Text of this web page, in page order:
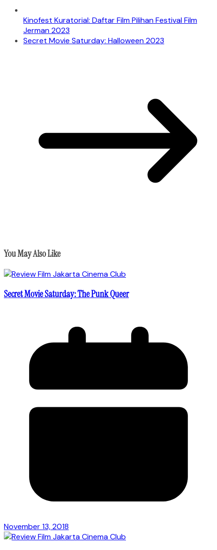
Kinofest Kuratorial: Daftar Film Pilihan Festival Film
Jerman 2023
Secret Movie Saturday: Halloween 2023
You May Also Like
Secret Movie Saturday: The Punk Queer
November 13, 2018